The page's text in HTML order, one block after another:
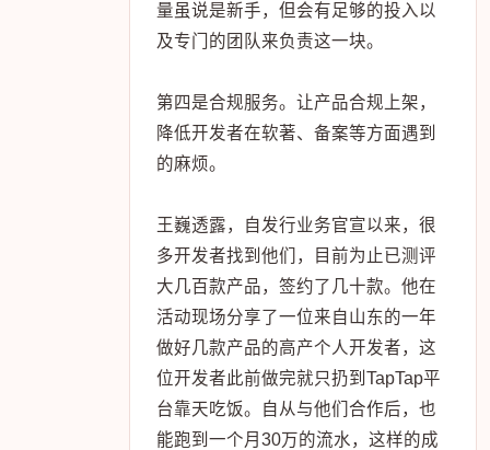
量虽说是新手，但会有足够的投入以
及专门的团队来负责这一块。
第四是合规服务。让产品合规上架，
降低开发者在软著、备案等方面遇到
的麻烦。
王巍透露，自发行业务官宣以来，很
多开发者找到他们，目前为止已测评
大几百款产品，签约了几十款。他在
活动现场分享了一位来自山东的一年
做好几款产品的高产个人开发者，这
位开发者此前做完就只扔到TapTap平
台靠天吃饭。自从与他们合作后，也
能跑到一个月30万的流水，这样的成